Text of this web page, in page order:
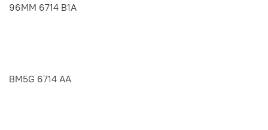
96MM 6714 B1A
BM5G 6714 AA